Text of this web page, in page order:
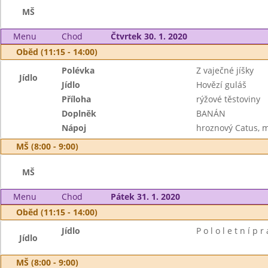
MŠ
Menu Chod
Čtvrtek 30. 1. 2020
Oběd (11:15 - 14:00)
Jídlo
Polévka
Z vaječné jíšky
Jídlo
Hovězí guláš
Příloha
rýžové těstoviny
Doplněk
BANÁN
Nápoj
hroznový Catus,
MŠ (8:00 - 9:00)
MŠ
Menu Chod
Pátek 31. 1. 2020
Oběd (11:15 - 14:00)
Jídlo
Jídlo P o l o l e t n í p r
MŠ (8:00 - 9:00)